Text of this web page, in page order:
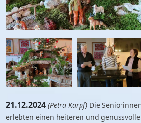
21.12.2024 (Petra Karpf) Die
erlebten einen heiteren und